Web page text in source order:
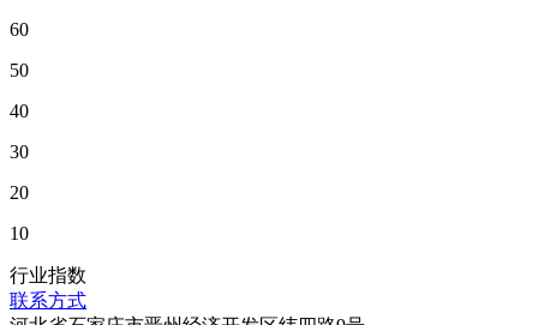
60
50
40
30
20
10
行业指数
联系方式